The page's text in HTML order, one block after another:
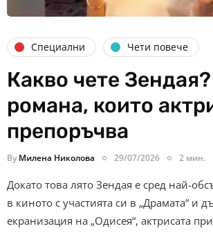
Специални Чети повече
Какво чете
романа, които
препоръчва
By Милена Николова 29/07/2026 2 мин.
Докато това лято Зендая е сред най-
в киното с участията си в „Драмата“ и
екранизация на „Одисея“, актрисата